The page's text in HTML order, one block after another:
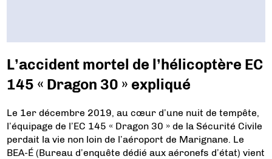
L’accident mortel de l’hélicoptère EC
145 « Dragon 30 » expliqué
Le 1er décembre 2019, au cœur d’une nuit de tempête,
l’équipage de l’EC 145 « Dragon 30 » de la Sécurité Civile
perdait la vie non loin de l’aéroport de Marignane. Le
BEA-É (Bureau d’enquête dédié aux aéronefs d’état) vient